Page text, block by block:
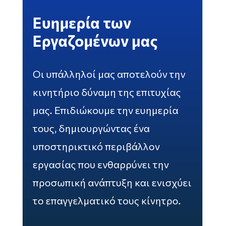
Ευημερία των
Εργαζομένων μας
Οι υπάλληλοί μας αποτελούν την
κινητήριο δύναμη της επιτυχίας
μας. Επιδιώκουμε την ευημερία
τους, δημιουργώντας ένα
υποστηρικτικό περιβάλλον
εργασίας που ενθαρρύνει την
προσωπική ανάπτυξη και ενισχύει
το επαγγελματικό τους κίνητρο.